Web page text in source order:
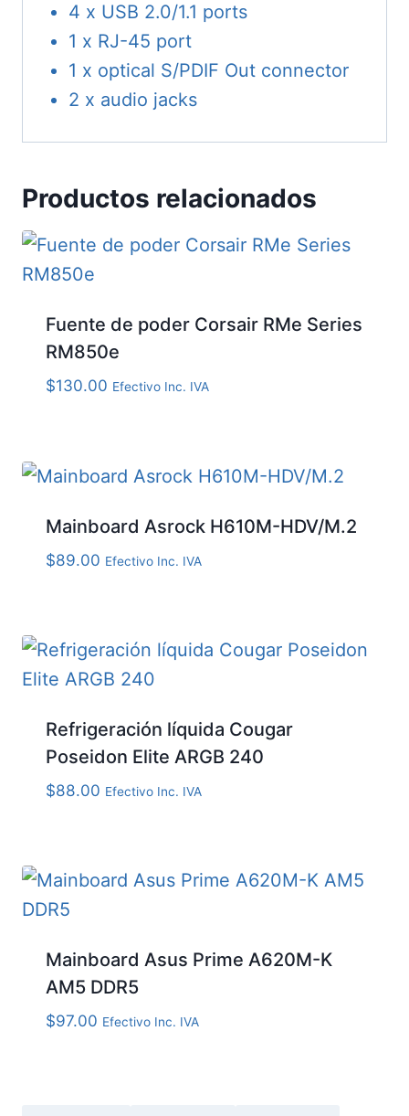
4 x USB 2.0/1.1 ports
1 x RJ-45 port
1 x optical S/PDIF Out connector
2 x audio jacks
Productos relacionados
Fuente de poder Corsair RMe Series
RM850e
$130.00 Efectivo Inc. IVA
Mainboard Asrock H610M-HDV/M.2
$89.00 Efectivo Inc. IVA
Refrigeración líquida Cougar
Poseidon Elite ARGB 240
$88.00 Efectivo Inc. IVA
Mainboard Asus Prime A620M-K
AM5 DDR5
$97.00 Efectivo Inc. IVA